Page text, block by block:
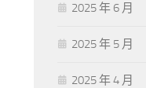
2025 年 6 月
2025 年 5 月
2025 年 4 月